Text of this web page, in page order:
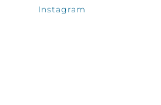
Instagram